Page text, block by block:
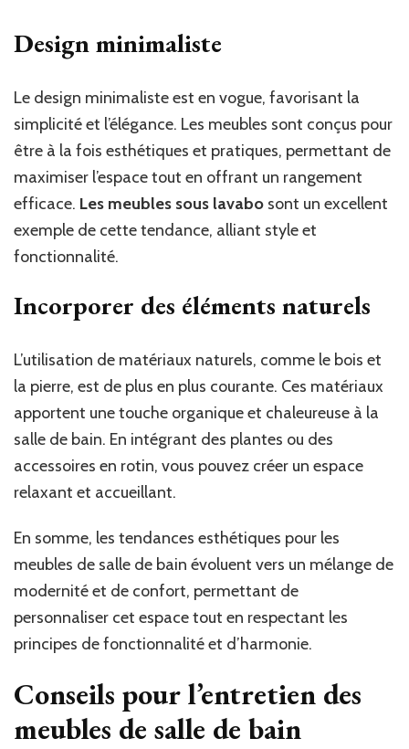
Design minimaliste
Le design minimaliste est en vogue, favorisant la
simplicité et l’élégance. Les meubles sont conçus pour
être à la fois esthétiques et pratiques, permettant de
maximiser l’espace tout en offrant un rangement
efficace. Les meubles sous lavabo sont un excellent
exemple de cette tendance, alliant style et
fonctionnalité.
Incorporer des éléments naturels
L’utilisation de matériaux naturels, comme le bois et
la pierre, est de plus en plus courante. Ces matériaux
apportent une touche organique et chaleureuse à la
salle de bain. En intégrant des plantes ou des
accessoires en rotin, vous pouvez créer un espace
relaxant et accueillant.
En somme, les tendances esthétiques pour les
meubles de salle de bain évoluent vers un mélange de
modernité et de confort, permettant de
personnaliser cet espace tout en respectant les
principes de fonctionnalité et d’harmonie.
Conseils pour l’entretien des
meubles de salle de bain